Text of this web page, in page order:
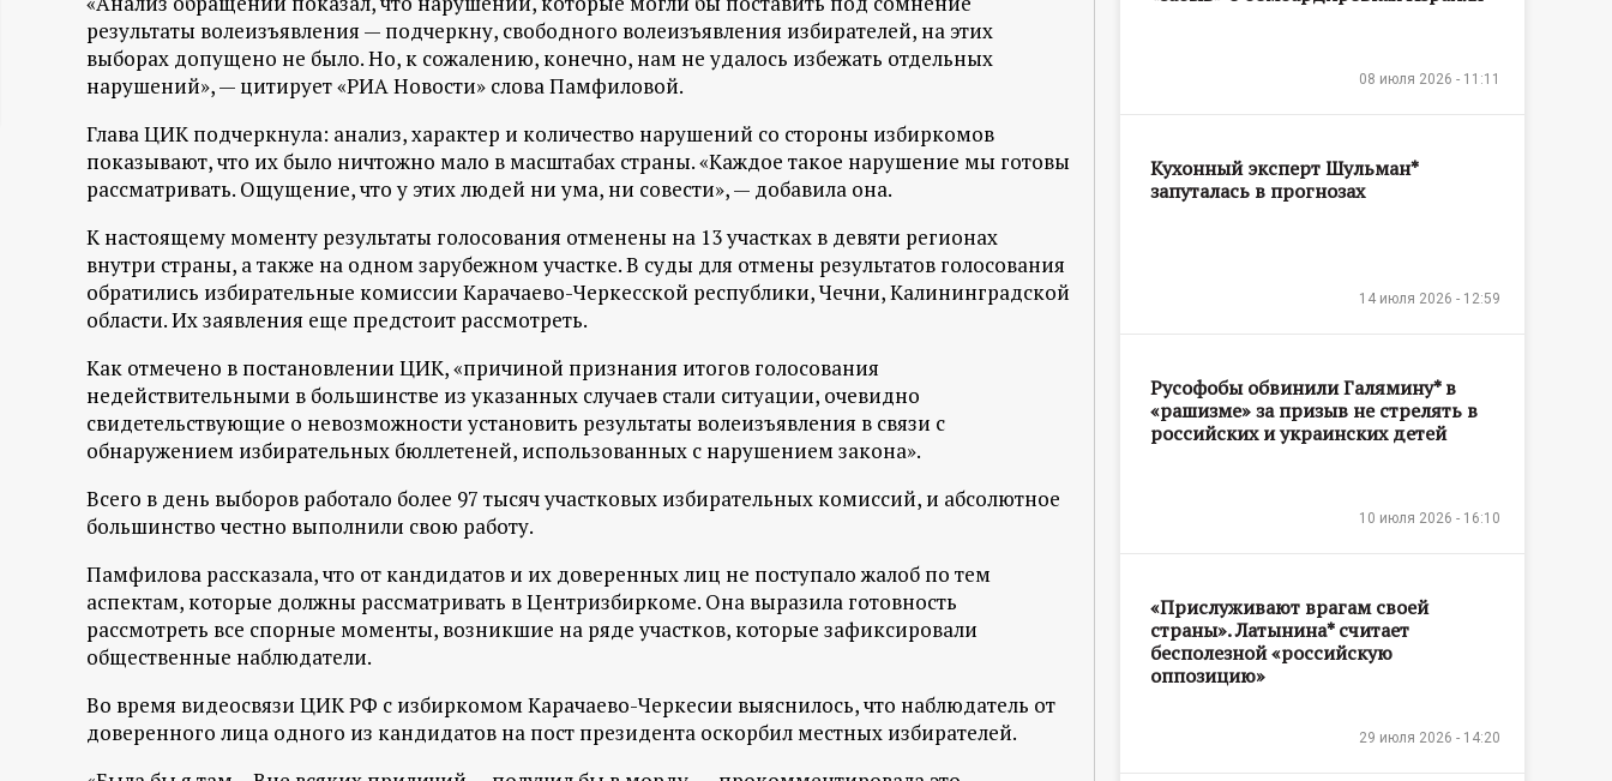
и
о
н
н
ы
й
п
о
р
т
а
л
результаты волеизъявления — подчеркну, свободного волеизъявления избирателей, на этих
выборах допущено не было. Но, к сожалению, конечно, нам не удалось избежать отдельных
нарушений», — цитирует «РИА Новости» слова Памфиловой.
Глава ЦИК подчеркнула: анализ, характер и количество нарушений со стороны избиркомов
показывают, что их было ничтожно мало в масштабах страны. «Каждое такое нарушение мы готовы
рассматривать. Ощущение, что у этих людей ни ума, ни совести», — добавила она.
К настоящему моменту результаты голосования отменены на 13 участках в девяти регионах
внутри страны, а также на одном зарубежном участке. В суды для отмены результатов голосования
обратились избирательные комиссии Карачаево-Черкесской республики, Чечни, Калининградской
области. Их заявления еще предстоит рассмотреть.
Как отмечено в постановлении ЦИК, «причиной признания итогов голосования
недействительными в большинстве из указанных случаев стали ситуации, очевидно
свидетельствующие о невозможности установить результаты волеизъявления в связи с
обнаружением избирательных бюллетеней, использованных с нарушением закона».
Всего в день выборов работало более 97 тысяч участковых избирательных комиссий, и абсолютное
большинство честно выполнили свою работу.
Памфилова рассказала, что от кандидатов и их доверенных лиц не поступало жалоб по тем
аспектам, которые должны рассматривать в Центризбиркоме. Она выразила готовность
рассмотреть все спорные моменты, возникшие на ряде участков, которые зафиксировали
общественные наблюдатели.
Во время видеосвязи ЦИК РФ с избиркомом Карачаево-Черкесии выяснилось, что наблюдатель от
доверенного лица одного из кандидатов на пост президента оскорбил местных избирателей.
08 июля 2026 - 11:11
Кухонный эксперт Шульман*
запуталась в прогнозах
14 июля 2026 - 12:59
Русофобы обвинили Галямину* в
«рашизме» за призыв не стрелять в
российских и украинских детей
10 июля 2026 - 16:10
«Прислуживают врагам своей
страны». Латынина* считает
бесполезной «российскую
оппозицию»
29 июля 2026 - 14:20